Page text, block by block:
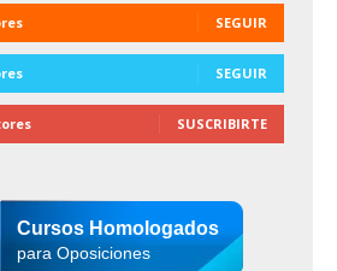
SEGUIR
SEGUIR
SUSCRIBIRTE
Cursos Homologados
para Oposiciones